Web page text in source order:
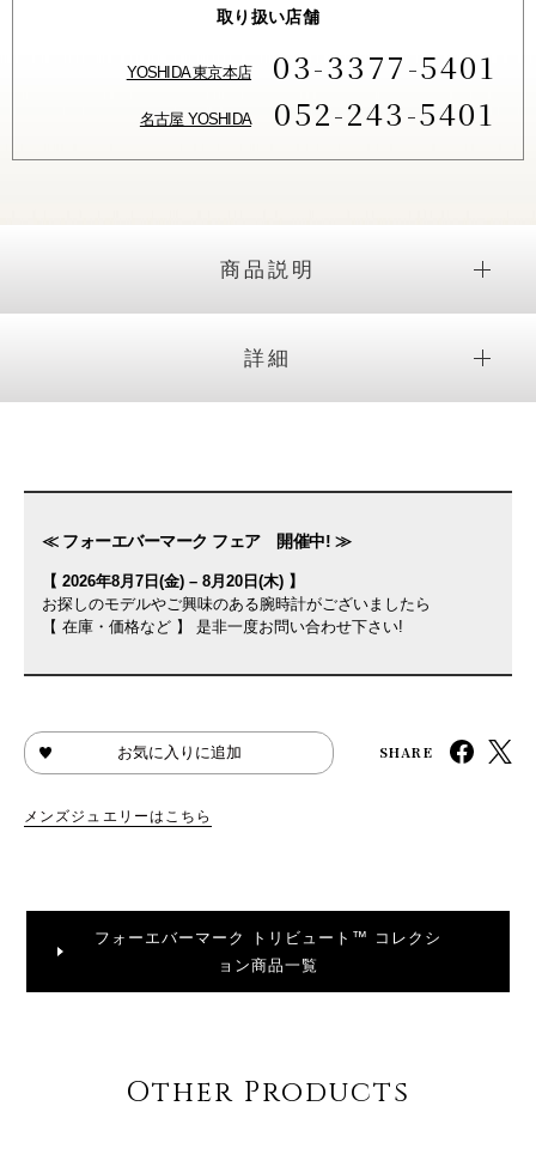
取り扱い店舗
YOSHIDA 東京本店 03-3377-5401
名古屋 YOSHIDA 052-243-5401
商品説明
詳細
≪ フォーエバーマーク フェア 開催中! ≫
【 2026年8月7日(金) – 8月20日(木) 】
お探しのモデルやご興味のある腕時計がございましたら
【 在庫・価格など 】 是非一度お問い合わせ下さい!
お気に入りに追加 SHARE
メンズジュエリーはこちら
フォーエバーマーク トリビュート™ コレクシ
ョン商品一覧
Other Products